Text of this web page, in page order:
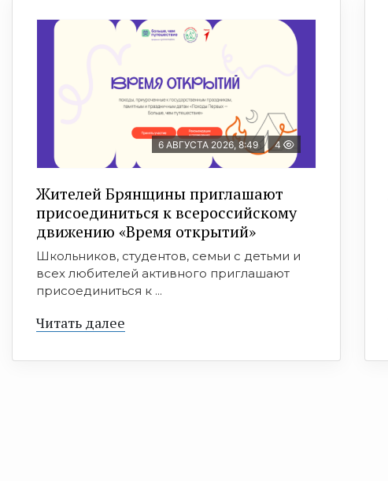
6 АВГУСТА 2026, 8:49 4
Жителей Брянщины приглашают
присоединиться к всероссийскому
движению «Время открытий»
Школьников, студентов, семьи с детьми и
всех любителей активного приглашают
присоединиться к ...
Читать далее